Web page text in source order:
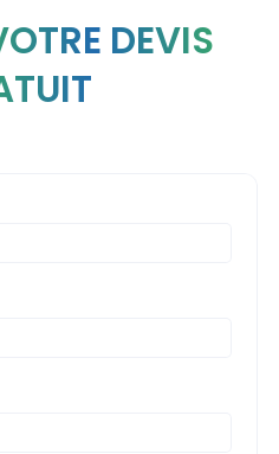
DEVIS